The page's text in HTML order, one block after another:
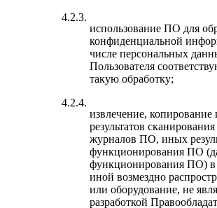
4.2.3.
использование ПО для
конфиденциальной
числе персональных
Пользователя
такую обработку;
4.2.4.
извлечение, копирование
результатов
журналов ПО, иных
функционирования ПО
функционирования ПО)
иной возмездно
или оборудование, не
разработкой